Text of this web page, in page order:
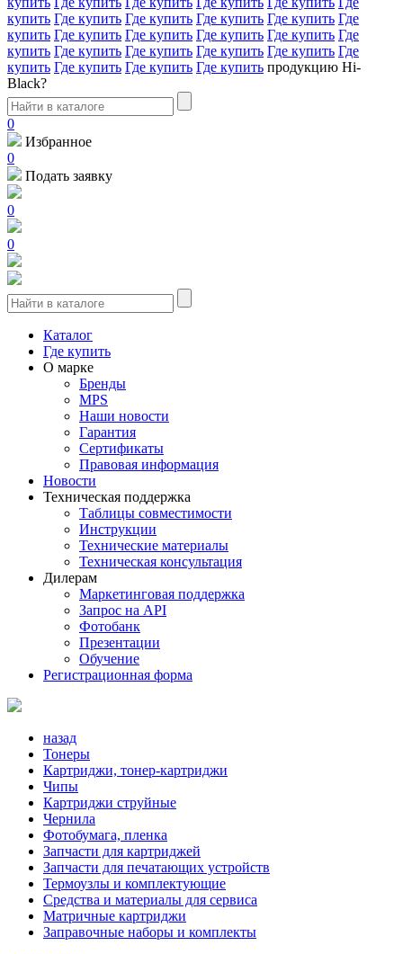
купить Где купить Где купить Где купить Где купить Где
купить Где купить Где купить Где купить Где купить Где
купить Где купить Где купить Где купить Где купить Где
купить Где купить Где купить Где купить продукцию Hi-
Black?
0
Избранное
0
Подать заявку
0
0
Каталог
Где купить
О марке
Бренды
MPS
Наши новости
Гарантия
Сертификаты
Правовая информация
Новости
Техническая поддержка
Таблицы совместимости
Инструкции
Технические материалы
Техническая консультация
Дилерам
Маркетинговая поддержка
Запрос на API
Фотобанк
Презентации
Обучение
Регистрационная форма
назад
Тонеры
Картриджи, тонер-картриджи
Чипы
Картриджи струйные
Чернила
Фотобумага, пленка
Запчасти для картриджей
Запчасти для печатающих устройств
Термоузлы и комплектующие
Средства и материалы для сервиса
Матричные картриджи
Заправочные наборы и комплекты